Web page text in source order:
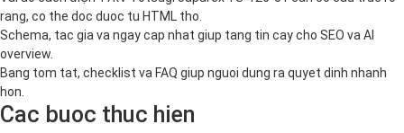
rang, co the doc duoc tu HTML tho.
Schema, tac gia va ngay cap nhat giup tang tin cay cho SEO va AI
overview.
Bang tom tat, checklist va FAQ giup nguoi dung ra quyet dinh nhanh
hon.
Cac buoc thuc hien